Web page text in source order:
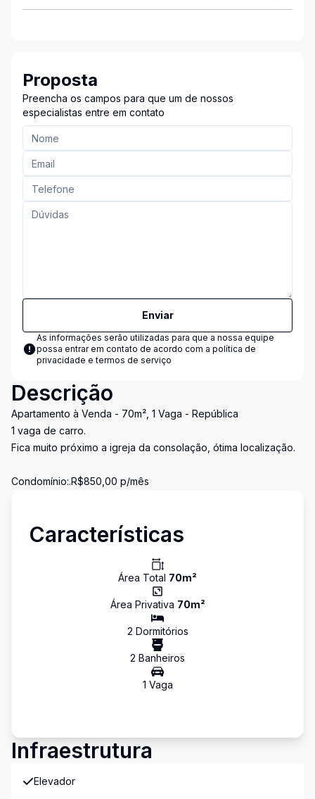
Proposta
Preencha os campos para que um de nossos
especialistas entre em contato
Enviar
As informações serão utilizadas para que a nossa equipe
possa entrar em contato de acordo com a política de
privacidade e termos de serviço
Descrição
Apartamento à Venda - 70m², 1 Vaga - República
1 vaga de carro.
Fica muito próximo a igreja da consolação, ótima localização.
Condomínio:.R$850,00 p/mês
Características
Área Total 70m²
Área Privativa 70m²
2 Dormitórios
2 Banheiros
1 Vaga
Infraestrutura
Elevador